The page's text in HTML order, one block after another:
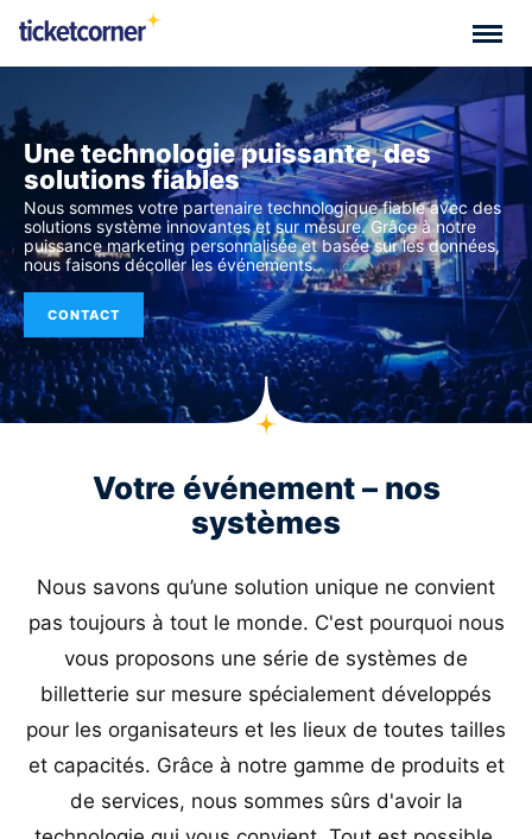
Une technologie puissante, des
solutions fiables
Nous sommes votre partenaire technologique fiable avec des
solutions système innovantes et sur mesure. Grâce à notre
puissance marketing personnalisée et basée sur les données,
nous faisons décoller les événements.
CONTACT
Votre événement – ​​nos
systèmes
Nous savons qu’une solution unique ne convient
pas toujours à tout le monde. C'est pourquoi nous
vous proposons une série de systèmes de
billetterie sur mesure spécialement développés
pour les organisateurs et les lieux de toutes tailles
et capacités. Grâce à notre gamme de produits et
de services, nous sommes sûrs d'avoir la